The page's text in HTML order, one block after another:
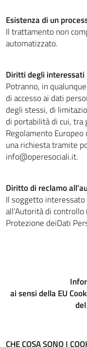
Esistenza di un
Il trattamento non
automatizzato.
Diritti degli interessati
Potranno, in
di accesso ai dati
degli stessi, di
di portabilità di cui,
Regolamento
una richiesta tramite
info@operesociali.it.
Diritto di reclamo
Il soggetto
all’Autorità di controllo
Protezione deiDati
ai sensi della EU
CHE COSA SONO I